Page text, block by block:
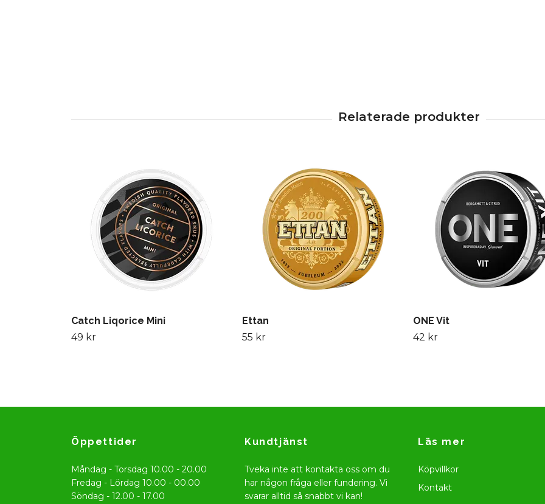
Catch Liqorice Mini
49 kr
Ettan
55 kr
ONE Vit
42 kr
Öppettider
Måndag - Torsdag 10.00 - 20.00
Fredag - Lördag 10.00 - 00.00
Söndag - 12.00 - 17.00
Kundtjänst
Tveka inte att kontakta oss om du
har någon fråga eller fundering. Vi
svarar alltid så snabbt vi kan!
Läs mer
Köpvillkor
Kontakt